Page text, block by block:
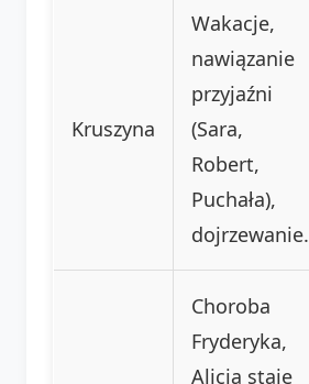
Kruszyna
Wakacje,
nawiązanie
przyjaźni
(Sara,
Robert,
Puchała),
dojrzewanie.
Choroba
Fryderyka,
Alicja staje